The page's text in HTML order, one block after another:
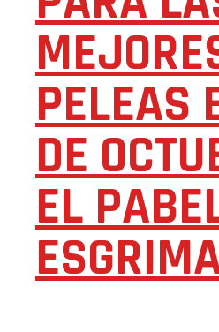
PELEAS
DE
EL